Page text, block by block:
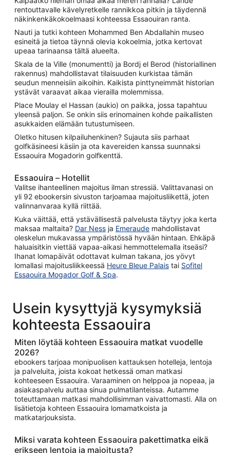
rentouttavalle kävelyretkelle rannikkoa pitkin ja täydennä
näkinkenkäkokoelmaasi kohteessa Essaouiran ranta.
Nauti ja tutki kohteen Mohammed Ben Abdallahin museo
esineitä ja tietoa täynnä olevia kokoelmia, jotka kertovat
upeaa tarinaansa tältä alueelta.
Skala de la Ville (monumentti) ja Bordj el Berod (historiallinen
rakennus) mahdollistavat tilaisuuden kurkistaa tämän
seudun menneisiin aikoihin. Kaikista pinttyneimmät historian
ystävät varaavat aikaa vierailla molemmissa.
Place Moulay el Hassan (aukio) on paikka, jossa tapahtuu
yleensä paljon. Se onkin siis erinomainen kohde paikallisten
asukkaiden elämään tutustumiseen.
Oletko hitusen kilpailuhenkinen? Sujauta siis parhaat
golfkäsineesi käsiin ja ota kavereiden kanssa suunnaksi
Essaouira Mogadorin golfkenttä.
Essaouira – Hotellit
Valitse ihanteellinen majoitus ilman stressiä. Valittavanasi on
yli 92 ebookersin sivuston tarjoamaa majoitusliikettä, joten
valinnanvaraa kyllä riittää.
Kuka väittää, että ystävällisestä palvelusta täytyy joka kerta
maksaa maltaita? Dar Ness ja Emeraude mahdollistavat
oleskelun mukavassa ympäristössä hyvään hintaan. Ehkäpä
haluaisitkin viettää vapaa-aikasi hemmottelemalla itseäsi?
Ihanat lomapäivät odottavat kulman takana, jos yövyt
lomallasi majoitusliikkeessä Heure Bleue Palais tai Sofitel
Essaouira Mogador Golf & Spa.
Usein kysyttyjä kysymyksiä
kohteesta Essaouira
Miten löytää kohteen Essaouira matkat vuodelle
2026?
ebookers tarjoaa monipuolisen kattauksen hotelleja, lentoja
ja palveluita, joista kokoat hetkessä oman matkasi
kohteeseen Essaouira. Varaaminen on helppoa ja nopeaa, ja
asiakaspalvelu auttaa sinua pulmatilanteissa. Autamme
toteuttamaan matkasi mahdollisimman vaivattomasti. Alla on
lisätietoja kohteen Essaouira lomamatkoista ja
matkatarjouksista.
Miksi varata kohteen Essaouira pakettimatka eikä
erikseen lentoja ja majoitusta?